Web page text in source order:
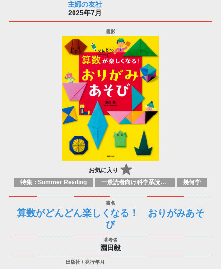
主婦の友社
2025年7月
お気に入り
特集：Summer Reading 一般読者向け科学系読み物 幾何学
算数がどんどん楽しくなる！ おりがみあそ
び
園田毅